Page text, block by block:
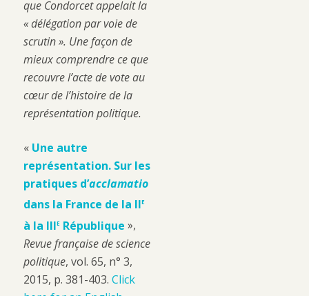
que Condorcet appelait la
« délégation par voie de
scrutin ». Une façon de
mieux comprendre ce que
recouvre l’acte de vote au
cœur de l’histoire de la
représentation politique.
« Une autre
représentation. Sur les
pratiques d’acclamatio
dans la France de la IIe
à la IIIe République »,
Revue française de science
politique, vol. 65, n° 3,
2015, p. 381-403. Click